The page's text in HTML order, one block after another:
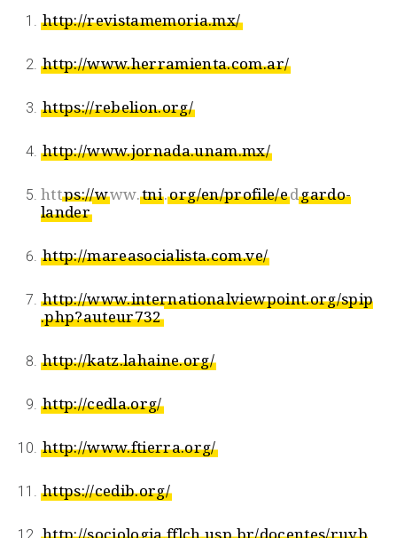
http://revistamemoria.mx/
http://www.herramienta.com.ar/
https://rebelion.org/
http://www.jornada.unam.mx/
https://www.tni.org/en/profile/edgardo-
lander
http://mareasocialista.com.ve/
http://www.internationalviewpoint.org/spip
.php?auteur732
http://katz.lahaine.org/
http://cedla.org/
http://www.ftierra.org/
https://cedib.org/